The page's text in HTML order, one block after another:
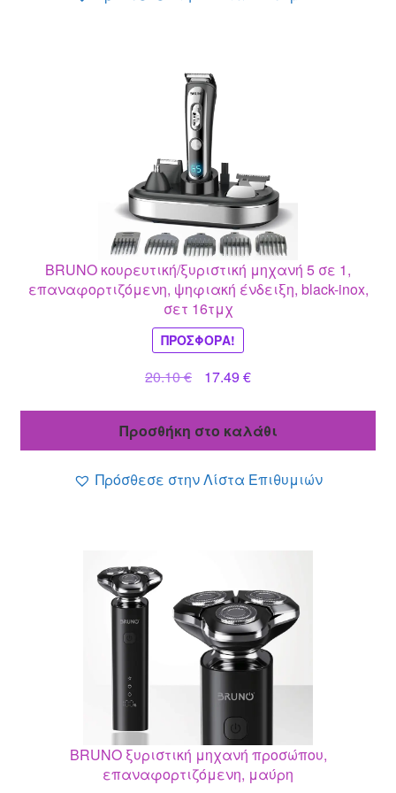
BRUNO κουρευτική/ξυριστική μηχανή 5 σε 1,
επαναφορτιζόμενη, ψηφιακή ένδειξη, black-inox,
σετ 16τμχ
ΠΡΟΣΦΟΡΆ!
20.10€
Original
20.10 €.
17.49 €Η
είναι:
Προσθήκη στο καλάθι
Πρόσθεσε στην Λίστα Επιθυμιών
BRUNO ξυριστική μηχανή προσώπου,
επαναφορτιζόμενη, μαύρη